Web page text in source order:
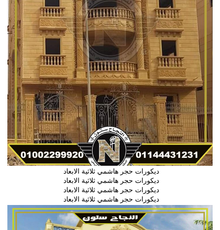
ديكورات حجر هاشمي ثلاثية الابعاد
ديكورات حجر هاشمي ثلاثية الابعاد
ديكورات حجر هاشمي ثلاثية الابعاد
ديكورات حجر هاشمي ثلاثية الابعاد